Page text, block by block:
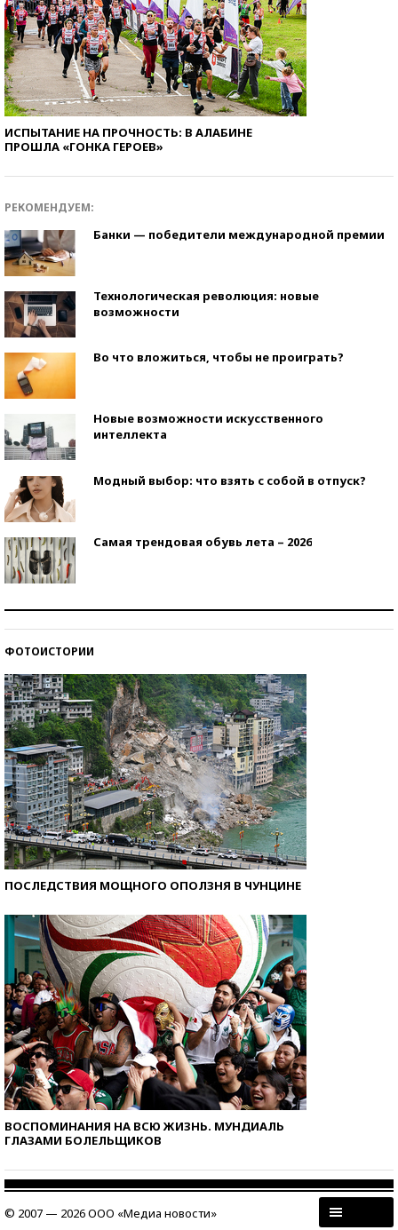
ИСПЫТАНИЕ НА ПРОЧНОСТЬ: В АЛАБИНЕ
ПРОШЛА «ГОНКА ГЕРОЕВ»
РЕКОМЕНДУЕМ:
Банки — победители международной премии
Технологическая революция: новые
возможности
Во что вложиться, чтобы не проиграть?
Новые возможности искусственного
интеллекта
Модный выбор: что взять с собой в отпуск?
Самая трендовая обувь лета – 2026
ФОТОИСТОРИИ
ПОСЛЕДСТВИЯ МОЩНОГО ОПОЛЗНЯ В ЧУНЦИНЕ
ВОСПОМИНАНИЯ НА ВСЮ ЖИЗНЬ. МУНДИАЛЬ
ГЛАЗАМИ БОЛЕЛЬЩИКОВ
© 2007 — 2026 ООО «Медиа новости»